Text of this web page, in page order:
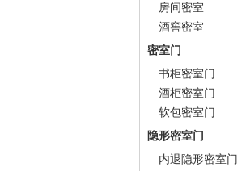
房间密室
酒窖密室
密室门
书柜密室门
酒柜密室门
软包密室门
隐形密室门
内退隐形密室门